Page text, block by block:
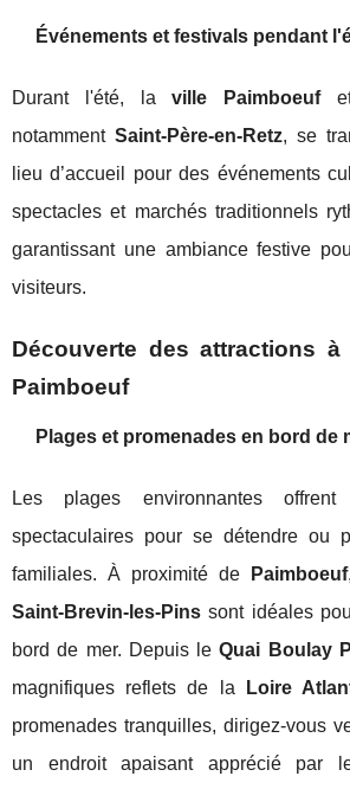
Événements et festivals pendant
Durant l'été, laville Paimboeufet
notamment Saint-Père-en-Retz, se
lieu d’accueil pour des événements
spectacles et marchés traditionnels
garantissant une ambiance festive
visiteurs.
Découverte des attractions
Paimboeuf
Plages et promenades en bord de
Les plages environnantes
spectaculaires pour se détendre ou
familiales. À proximité de
Paimboeuf
Saint-Brevin-les-Pins sont idéales
bord de mer. Depuis leQuai Boulay
magnifiques reflets de la
Loire
promenades tranquilles, dirigez-vous
un endroit apaisant apprécié par